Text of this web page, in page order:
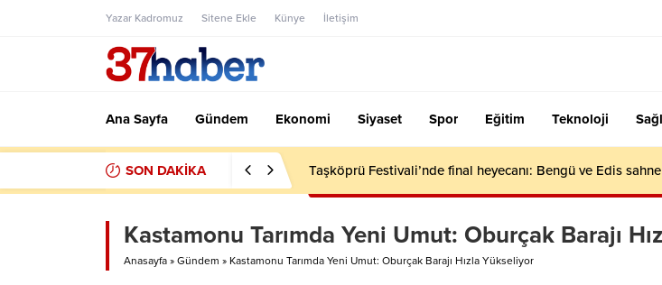
Yazar Kadromuz Sitene Ekle Künye İletişim
Ana Sayfa Gündem Ekonomi Siyaset Spor Eğitim Teknoloji
SON DAKİKA Taşköprü Festivali’nde final heyecanı: Bengü ve Edis
Kastamonu Tarımda Yeni Umut: Oburçak Barajı
Anasayfa » Gündem » Kastamonu Tarımda Yeni Umut: Oburçak Barajı Hızla Yükseliyor